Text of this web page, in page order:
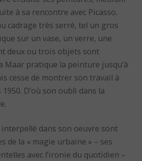
à sa rencontre avec Picasso.
cadrage très serré, tel un gros
sur un vase, un verre, une
deux ou trois objets sont
Maar pratique la peinture jusqu’à
cesse de montrer son travail à
D’où son oubli dans la
interpellé dans son oeuvre sont
de la « magie urbaine » – ses
avec l’ironie du quotidien –